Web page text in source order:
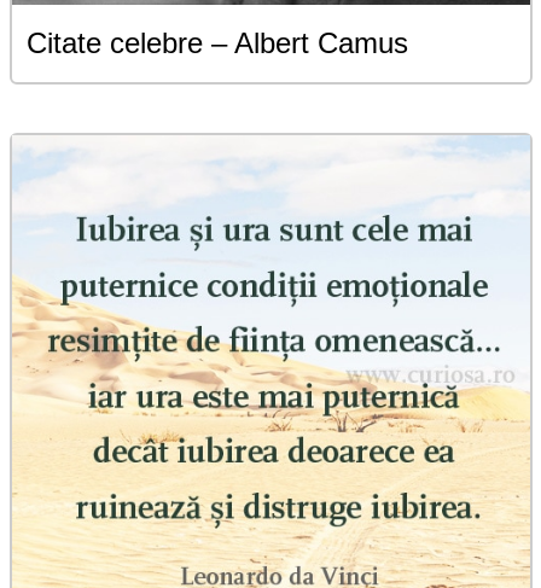
Citate celebre – Albert Camus